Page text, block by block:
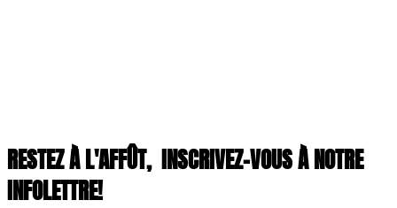
RESTEZ À L'AFFÛT, INSCRIVEZ-VOUS À NOTRE
INFOLETTRE!